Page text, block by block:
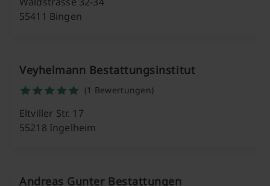
55411 Bingen
Veyhelmann Bestattungsinstitut
(1 Bewertungen)
Eltviller Str. 17
55218 Ingelheim
Andreas Gunter Bestattungen